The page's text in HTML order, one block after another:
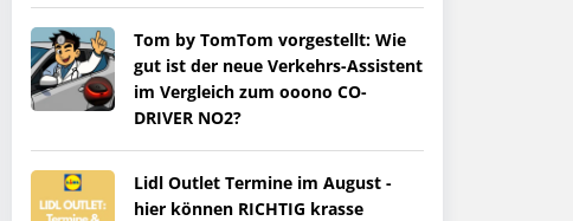
Tom by TomTom vorgestellt: Wie
gut ist der neue Verkehrs-Assistent
im Vergleich zum ooono CO-
DRIVER NO2?
Lidl Outlet Termine im August -
hier können RICHTIG krasse